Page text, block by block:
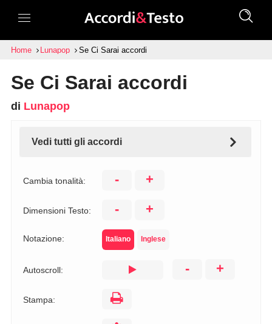
Home Lunapop Se Ci Sarai accordi
Se Ci Sarai accordi
di Lunapop
Vedi tutti gli accordi
Cambia tonalità: - +
Dimensioni Testo: - +
Notazione: Italiano Inglese
Autoscroll: - +
Stampa: